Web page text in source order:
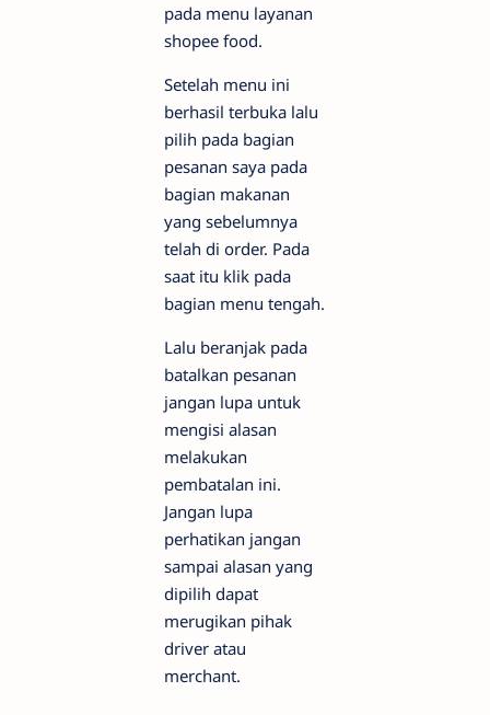
pada menu layanan
shopee food.
Setelah menu ini
berhasil terbuka lalu
pilih pada bagian
pesanan saya pada
bagian makanan
yang sebelumnya
telah di order. Pada
saat itu klik pada
bagian menu tengah.
Lalu beranjak pada
batalkan pesanan
jangan lupa untuk
mengisi alasan
melakukan
pembatalan ini.
Jangan lupa
perhatikan jangan
sampai alasan yang
dipilih dapat
merugikan pihak
driver atau
merchant.